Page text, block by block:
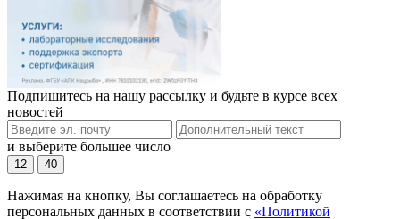
Подпишитесь на нашу рассылку и будьте в курсе всех
новостей
и выберите большее число
12 40
Нажимая на кнопку, Вы соглашаетесь на обработку
персональных данных в соответствии с «Политикой